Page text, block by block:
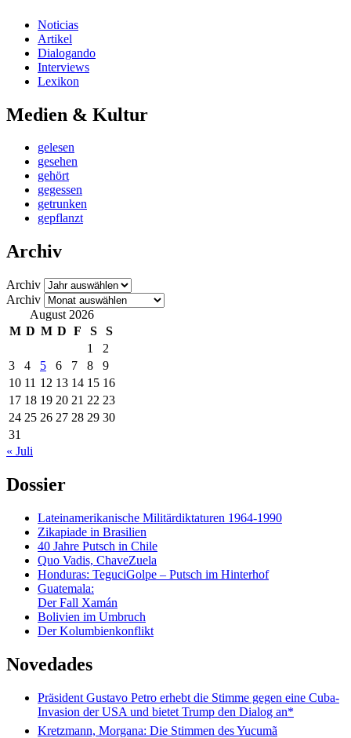
Noticias
Artikel
Dialogando
Interviews
Lexikon
Medien & Kultur
gelesen
gesehen
gehört
gegessen
getrunken
gepflanzt
Archiv
Archiv
Archiv
August 2026
M D M D F S
S
1
2
3
4 5 6 7 8
9
10 11 12 13 14 15 16
17 18 19 20 21 22 23
24 25 26 27 28 29 30
31
« Juli
Dossier
Lateinamerikanische Militärdiktaturen 1964-1990
Zikapiade in Brasilien
40 Jahre Putsch in Chile
Quo Vadis, ChaveZuela
Honduras: TeguciGolpe – Putsch im Hinterhof
Guatemala:
Der Fall Xamán
Bolivien im Umbruch
Der Kolumbienkonflikt
Novedades
Präsident Gustavo Petro erhebt die Stimme gegen eine Cuba-
Invasion der USA und bietet Trump den Dialog an*
Kretzmann, Morgana: Die Stimmen des Yucumã